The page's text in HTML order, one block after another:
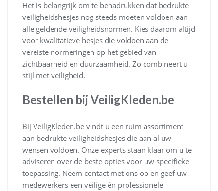
Het is belangrijk om te benadrukken dat bedrukte
veiligheidshesjes nog steeds moeten voldoen aan
alle geldende veiligheidsnormen. Kies daarom altijd
voor kwalitatieve hesjes die voldoen aan de
vereiste normeringen op het gebied van
zichtbaarheid en duurzaamheid. Zo combineert u
stijl met veiligheid.
Bestellen bij VeiligKleden.be
Bij VeiligKleden.be vindt u een ruim assortiment
aan bedrukte veiligheidshesjes die aan al uw
wensen voldoen. Onze experts staan klaar om u te
adviseren over de beste opties voor uw specifieke
toepassing. Neem contact met ons op en geef uw
medewerkers een veilige én professionele